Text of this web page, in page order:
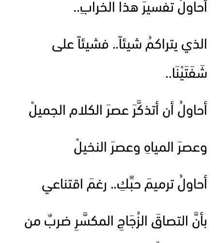
أحاولُ تفسيرَ هذا الخرابِ..
الذي يتراكمُ شيئاً.. فشيئاً على
شَفَتَيْنَا..
أحاولُ أن أتذكَّرَ عصرَ الكلام الجميلْ
وعصرَ المياهِ وعصرَ النخيلْ
أحاولُ ترميمَ حبِّكِ.. رغمَ اقتناعي
بأنَّ التصاقَ الزُجَاجِ المكسَّرِ ضربٌ من